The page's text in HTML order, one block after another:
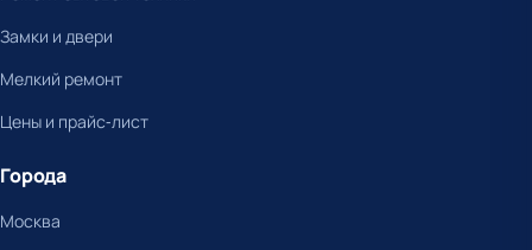
Замки и двери
Мелкий ремонт
Цены и прайс-лист
Города
Москва